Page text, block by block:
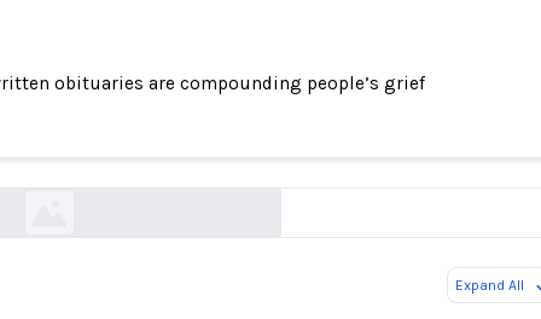
obituaries are compounding people’s grief
Expand All